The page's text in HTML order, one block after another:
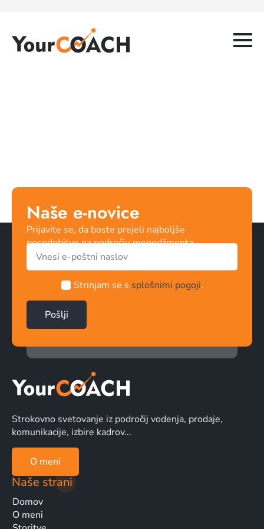
Naše e-novice
Prijavite se, da boste prejeli najboljše
posodobitve na področju menedžmenta
Strinjam se s splošnimi pogoji.
Pošlji
Strokovno svetovanje iz področij vodenja, prodaje,
komunikacije, izbire kadrov...
O meni
Naše strani
Domov
O meni